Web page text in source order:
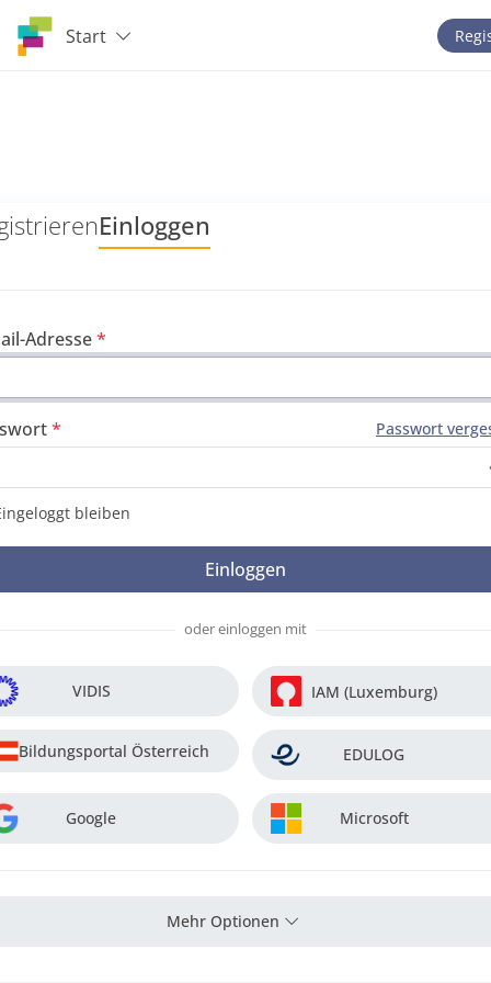
Start
Einloggen
Adresse
Passwort
bleiben
oder einloggen mit
VIDIS IAM (Luxemburg)
Bildungsportal Österreich EDULOG
Google Microsoft
Mehr Optionen